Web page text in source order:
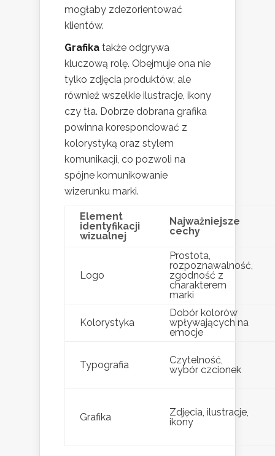
mogłaby zdezorientować
klientów.
Grafika także odgrywa
kluczową rolę. Obejmuje ona nie
tylko zdjęcia produktów, ale
również wszelkie ilustracje, ikony
czy tła. Dobrze dobrana grafika
powinna korespondować z
kolorystyką oraz stylem
komunikacji, co pozwoli na
spójne komunikowanie
wizerunku marki.
Element
identyfikacji
wizualnej
Najważniejsze
cechy
Logo
Prostota,
rozpoznawalność,
zgodność z
charakterem
marki
Kolorystyka
Dobór kolorów
wpływających na
emocje
Typografia
Czytelność,
wybór czcionek
Grafika
Zdjęcia, ilustracje,
ikony